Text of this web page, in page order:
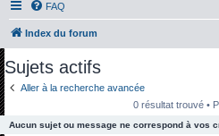
FAQ
Index du forum
Sujets actifs
Aller à la recherche avancée
0 résultat trouvé •
Aucun sujet ou message ne correspond à vos